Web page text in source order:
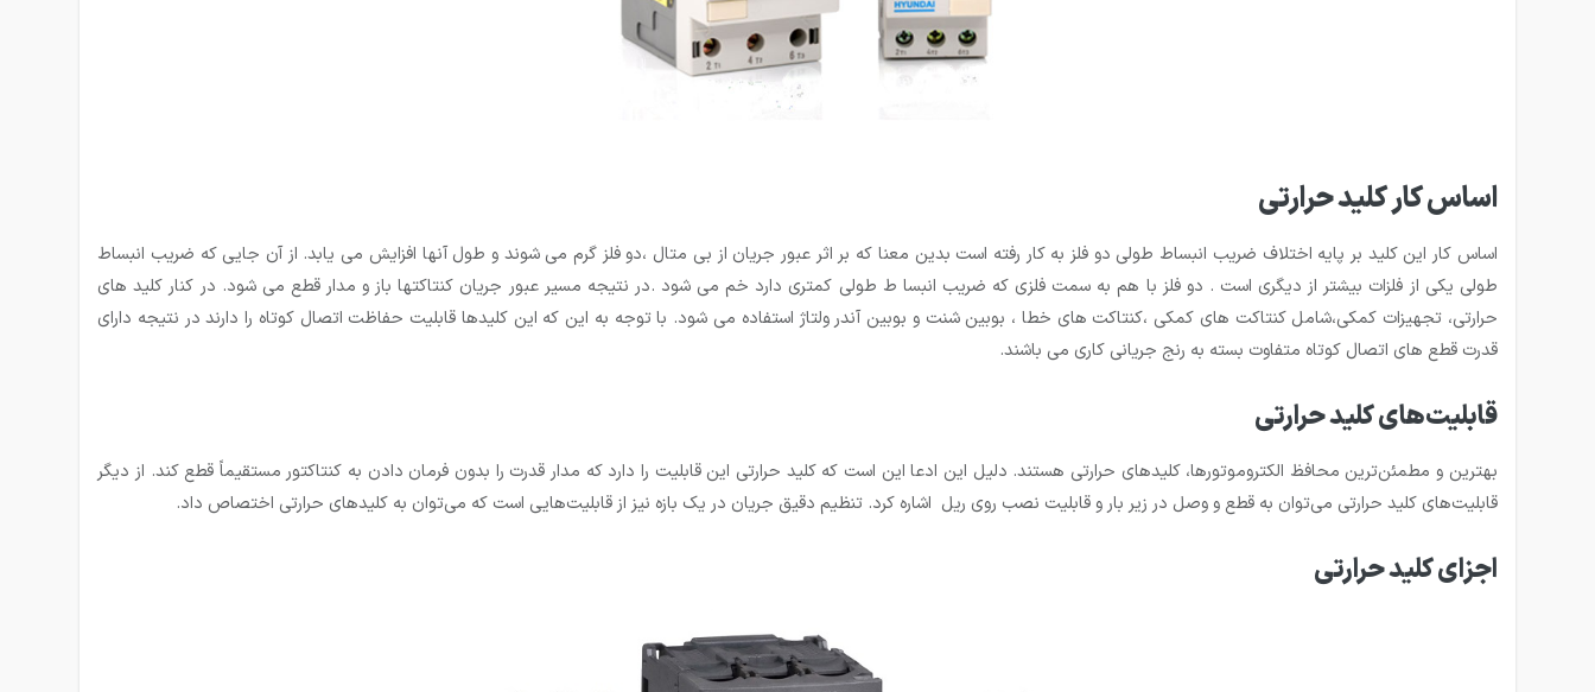
اساس کار کلید حرارتی
اساس کار این کلید بر پایه اختلاف ضریب انبساط طولی دو فلز به کار رفته است بدین معنا که بر اثر عبور جریان از بی متال ،دو فلز گرم می شوند و طول آنها افزایش می یابد. از آن جایی که ضریب انبساط
طولی یکی از فلزات بیشتر از دیگری است . دو فلز با هم به سمت فلزی که ضریب انبسا ط طولی کمتری دارد خم می شود .در نتیجه مسیر عبور جریان کنتاکتها باز و مدار قطع می شود. در کنار کلید های
حرارتی، تجهیزات کمکی،شامل کنتاکت های کمکی ،کنتاکت های خطا ، بوبین شنت و بوبین آندر ولتاژ استفاده می شود. با توجه به این که این کلیدها قابلیت حفاظت اتصال کوتاه را دارند در نتیجه دارای
قدرت قطع های اتصال کوتاه متفاوت بسته به رنج جریانی کاری می باشند.
قابلیت‌های کلید حرارتی
بهترین و مطمئن‌ترین محافظ الکتروموتورها، کلیدهای حرارتی هستند. دلیل این ادعا این است که کلید حرارتی این قابلیت را دارد که مدار قدرت را بدون فرمان دادن به کنتاکتور مستقیماً قطع کند. از دیگر
قابلیت‌های کلید حرارتی می‌توان به قطع و وصل در زیر بار و قابلیت نصب روی ریل اشاره کرد. تنظیم دقیق جریان در یک بازه نیز از قابلیت‌هایی است که می‌توان به کلیدهای حرارتی اختصاص داد.
اجزای کلید حرارتی